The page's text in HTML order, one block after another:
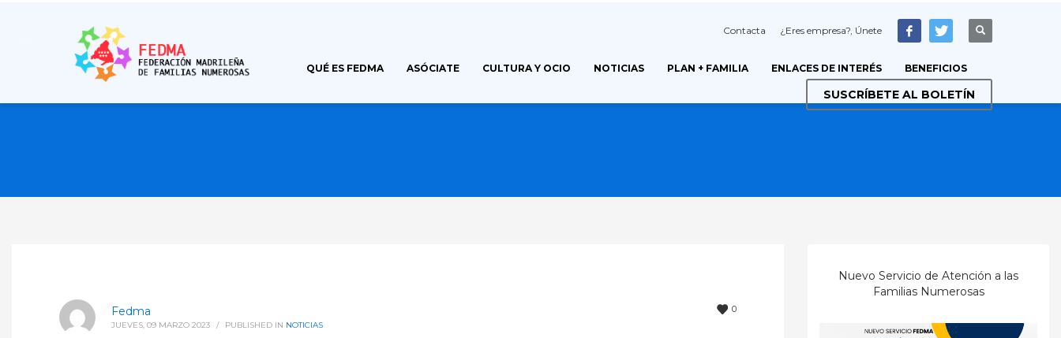
Contacta ¿Eres empresa?, Únete
QUÉ ES FEDMA ASÓCIATE CULTURA Y OCIO NOTICIAS PLAN + FAMILIA ENLACES DE INTERÉS BENEFICIOS
SUSCRÍBETE AL BOLETÍN
0
Fedma
JUEVES, 09 MARZO 2023 / PUBLISHED IN NOTICIAS
Nuevo Servicio de Atención a las
Familias Numerosas